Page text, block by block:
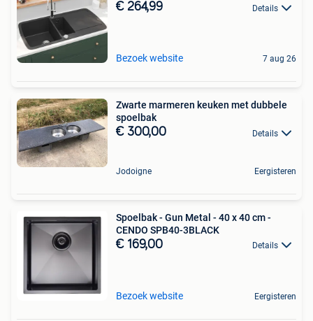
€ 264,99 Details
Bezoek website 7 aug 26
Zwarte marmeren keuken met dubbele
spoelbak
€ 300,00 Details
Jodoigne Eergisteren
Spoelbak - Gun Metal - 40 x 40 cm -
CENDO SPB40-3BLACK
€ 169,00 Details
Bezoek website Eergisteren